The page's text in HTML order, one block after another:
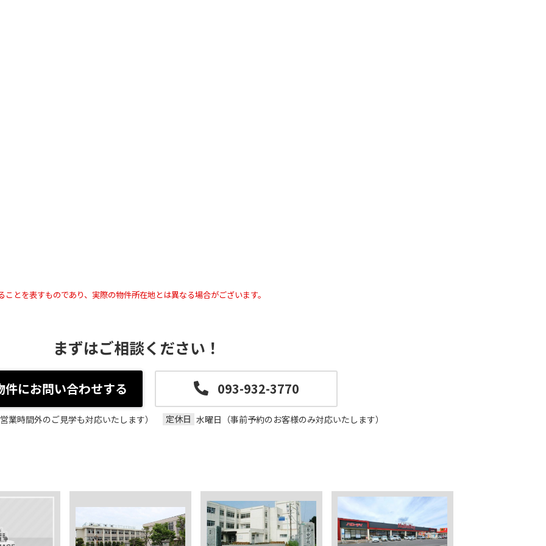
とを表すものであり、実際の物件所在地とは異なる場合がございます。
まずはご相談ください！
件にお問い合わせする 093-932-3770
業時間外のご見学も対応いたします） 定休日 水曜日（事前予約のお客様のみ対応いたします）